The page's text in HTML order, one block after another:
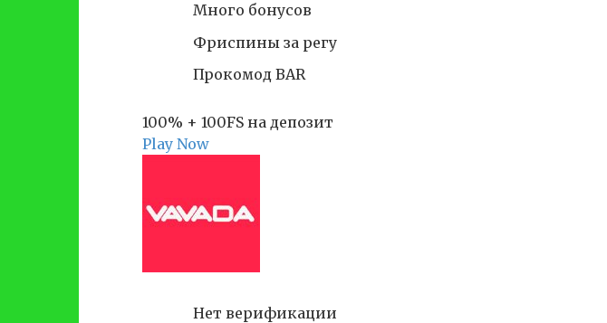
Много бонусов
Фриспины за регу
Прокомод BAR
100% + 100FS на депозит
Play Now
Нет верификации